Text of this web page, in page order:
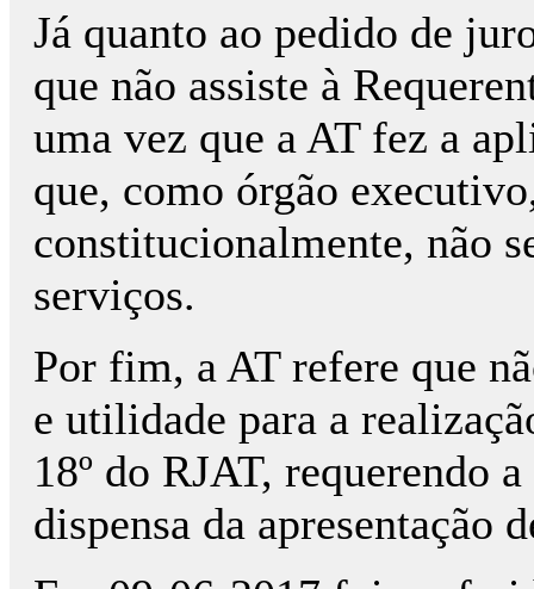
Já quanto ao pedido de
que não assiste à
uma vez que a AT fez a
que, como órgão
constitucionalmente, não
serviços.
Por fim, a AT refere que
e utilidade para a
18º do RJAT, requerendo
dispensa da apresentação